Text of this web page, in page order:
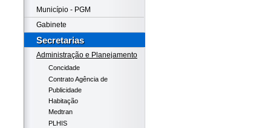
Município - PGM
Gabinete
Secretarias
Administração e Planejamento
Concidade
Contrato Agência de
Publicidade
Habitação
Medtran
PLHIS